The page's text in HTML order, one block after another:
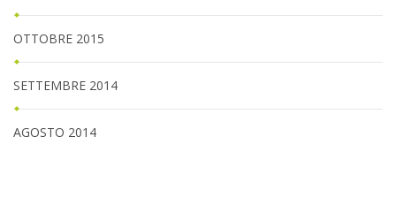
OTTOBRE 2015
SETTEMBRE 2014
AGOSTO 2014